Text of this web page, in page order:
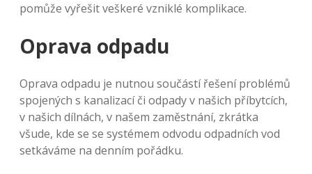
pomůže vyřešit veškeré vzniklé komplikace.
Oprava odpadu
Oprava odpadu je nutnou součástí řešení problémů
spojených s kanalizací či odpady v našich příbytcích,
v našich dílnách, v našem zaměstnání, zkrátka
všude, kde se se systémem odvodu odpadních vod
setkáváme na denním pořádku.